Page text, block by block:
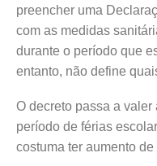
preencher uma
com as medidas
durante o período que
entanto, não define
O decreto passa a
período de férias
costuma ter aumento